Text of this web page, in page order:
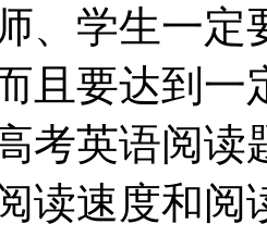
、学生一定
且要达到一
考英语阅读
读速度和阅